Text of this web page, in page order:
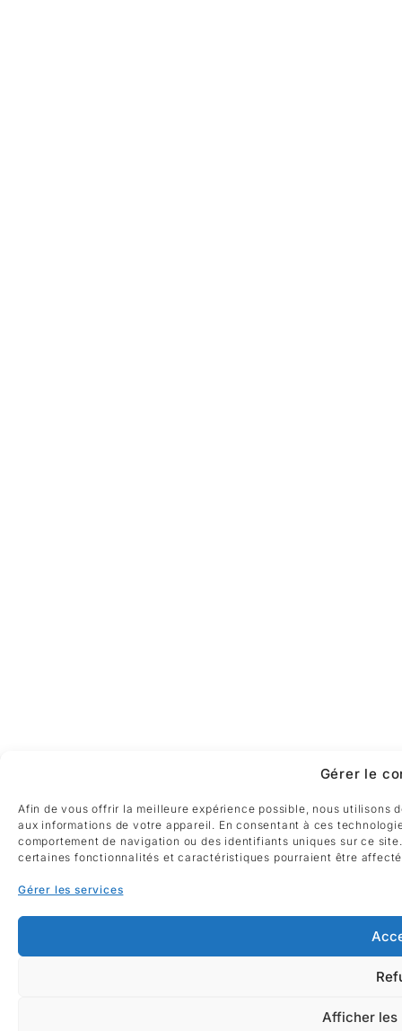
Gérer le
Afin de vous offrir la meilleure expérience possible, nous utilisons
aux informations de votre appareil. En consentant à ces
comportement de navigation ou des identifiants uniques sur ce
certaines fonctionnalités et caractéristiques pourraient être
Gérer les services
Afficher les